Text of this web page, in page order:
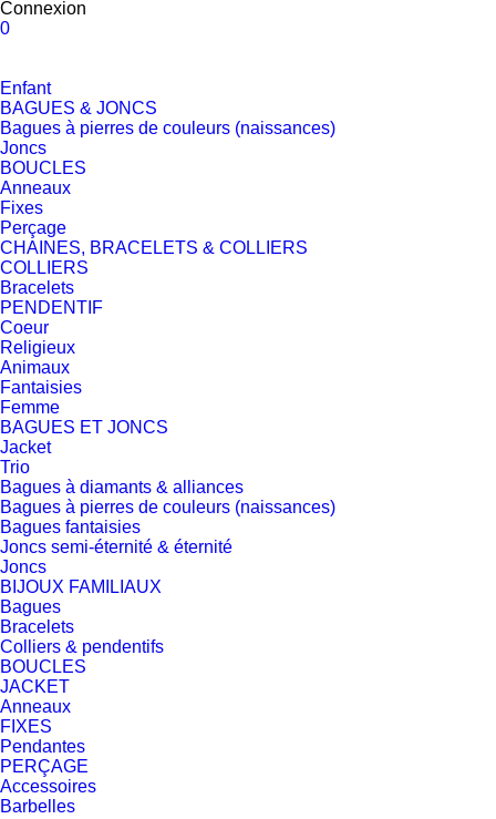
Connexion
0
Enfant
BAGUES & JONCS
Bagues à pierres de couleurs (naissances)
Joncs
BOUCLES
Anneaux
Fixes
Perçage
CHAINES, BRACELETS & COLLIERS
COLLIERS
Bracelets
PENDENTIF
Coeur
Religieux
Animaux
Fantaisies
Femme
BAGUES ET JONCS
Jacket
Trio
Bagues à diamants & alliances
Bagues à pierres de couleurs (naissances)
Bagues fantaisies
Joncs semi-éternité & éternité
Joncs
BIJOUX FAMILIAUX
Bagues
Bracelets
Colliers & pendentifs
BOUCLES
JACKET
Anneaux
FIXES
Pendantes
PERÇAGE
Accessoires
Barbelles